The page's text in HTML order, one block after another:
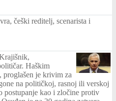
češki reditelj, scenarista i
Haškim
proglašen je krivim za
na političkoj, rasnoj ili verskoj
postupanje kao i zločine protiv